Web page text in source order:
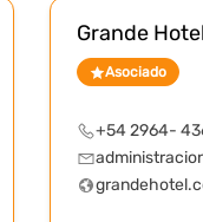
Grande
Asociado
+54 2964-